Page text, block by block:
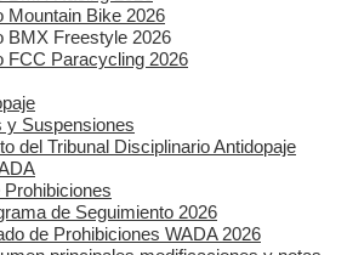
Mountain Bike 2026
BMX Freestyle 2026
FCC Paracycling 2026
y Suspensiones
del Tribunal Disciplinario Antidopaje
Prohibiciones
de Seguimiento 2026
de Prohibiciones WADA 2026